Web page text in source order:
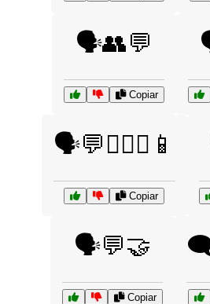
🗣️👥💬
Copiar
🗣️💬👩‍❤️‍👨📱
Copiar
🗣️💬🤝
Copiar